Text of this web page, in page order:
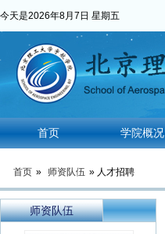
今天是2026年8月7日 星期五
首页 学院概况
首页 » 师资队伍 » 人才招聘
师资队伍